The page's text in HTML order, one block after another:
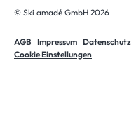
© Ski amadé GmbH 2026
AGB Impressum Datenschutz
Cookie Einstellungen